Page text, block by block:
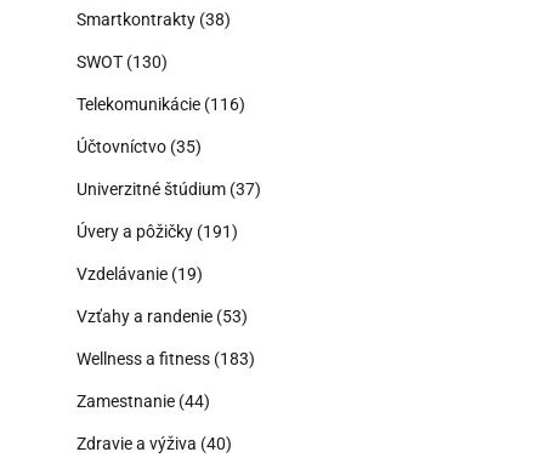
Smartkontrakty (38)
SWOT (130)
Telekomunikácie (116)
Účtovníctvo (35)
Univerzitné štúdium (37)
Úvery a pôžičky (191)
Vzdelávanie (19)
Vzťahy a randenie (53)
Wellness a fitness (183)
Zamestnanie (44)
Zdravie a výživa (40)